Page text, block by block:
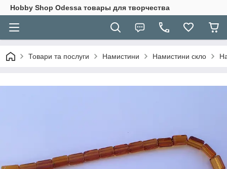
Hobbу Shop Odessa товары для творчества
Товари та послуги Намистини Намистини скло